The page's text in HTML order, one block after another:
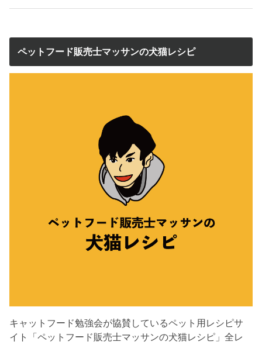
ペットフード販売士マッサンの犬猫レシピ
キャットフード勉強会が協賛しているペット用レシピサ
イト「ペットフード販売士マッサンの犬猫レシピ」全レ